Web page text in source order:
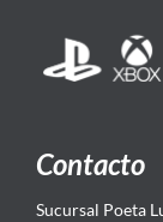
Contacto
Sucursal Poeta